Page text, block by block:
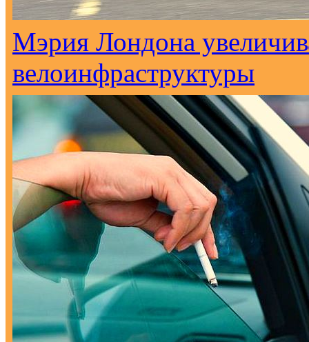
Мэрия Лондона
велоинфраструктуры